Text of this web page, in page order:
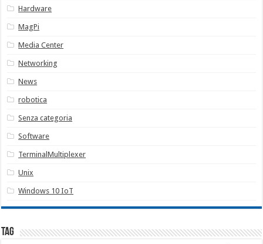
Hardware
MagPi
Media Center
Networking
News
robotica
Senza categoria
Software
TerminalMultiplexer
Unix
Windows 10 IoT
Tag